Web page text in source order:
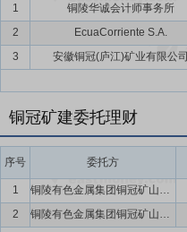
1 铜陵华诚会计师事务所
2
EcuaCorriente S.A.
3
安徽铜冠(庐江)矿业有限公司
铜冠矿建委托理财
序号 委托方
1 铜陵有色金属集团铜冠矿山建设股份有限公司
2
铜陵有色金属集团铜冠矿山建设股份有限公司